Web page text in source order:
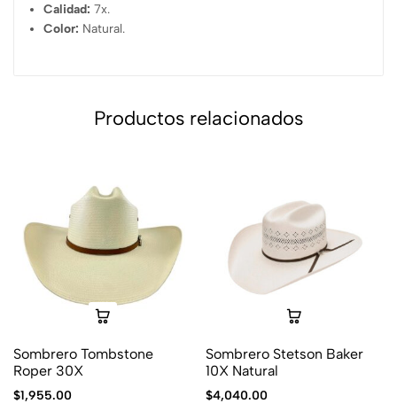
Calidad: 7x.
Color: Natural.
Productos relacionados
Sombrero Tombstone
Roper 30X
$1,955.00
Sombrero Stetson Baker
10X Natural
$4,040.00